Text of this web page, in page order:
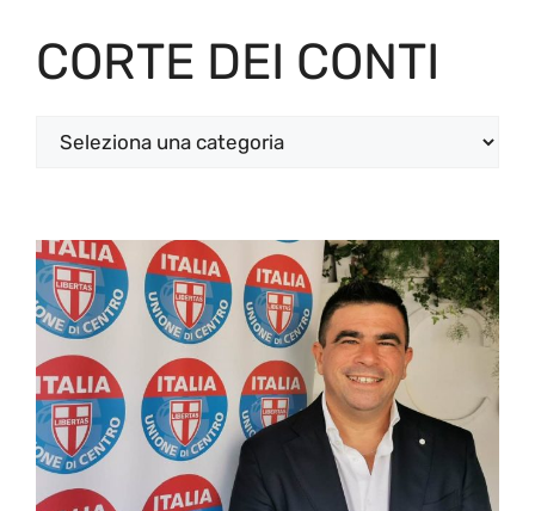
CORTE DEI CONTI
Categorie